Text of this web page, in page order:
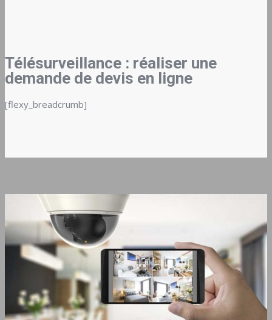
Télésurveillance : réaliser une
demande de devis en ligne
[flexy_breadcrumb]